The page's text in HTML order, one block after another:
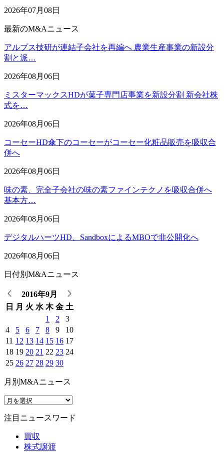
2026年07月08日
最新のM&Aニュース
アルプス技研が連結子会社を再編へ 農業生産事業の新設分
割と派…
2026年08月06日
ミスターマックスHDが菓子専門店事業を新設分割 新会社株
式を…
2026年08月06日
コーセーHD傘下のコーセーがコーセー化粧品販売を吸収合
併へ
2026年08月06日
味の素、完全子会社の味の素ファインテクノを吸収合併へ
基本方…
2026年08月06日
デジタルハーツHD、SandboxによるMBOで非公開化へ
2026年08月06日
日付別M&Aニュース
2016年9月
日
月 火 水 木 金 土
1
2
3
4
5 6 7 8 9
10
11 12 13 14 15 16 17
18 19 20 21 22 23 24
25 26 27 28 29 30
月別M&Aニュース
注目ニュースワード
買収
株式譲渡